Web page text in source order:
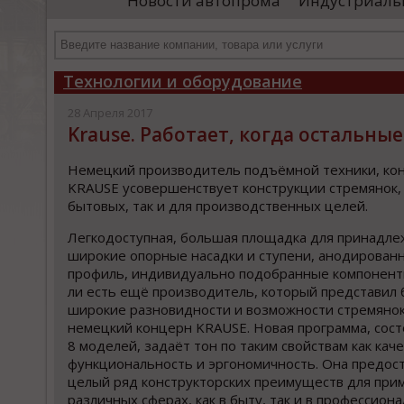
департамента продаж и контрактации
Технологии и оборудование
28 Апреля 2017
Krause. Работает, когда
Немецкий производитель подъёмной техники,
KRAUSE усовершенствует конструкции стремянок,
бытовых, так и для производственных целей.
Легкодоступная, большая площадка для
широкие опорные насадки и ступени,
профиль, индивидуально подобранные
ли есть ещё производитель, который представил
широкие разновидности и возможности
немецкий концерн KRAUSE. Новая программа,
8 моделей, задаёт тон по таким свойствам как
функциональность и эргономичность. Она
целый ряд конструкторских преимуществ для
различных сферах, как в быту, так и в